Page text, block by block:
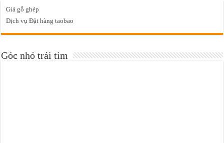
Giá gỗ ghép
Dịch vụ Đặt hàng taobao
Góc nhỏ trái tim